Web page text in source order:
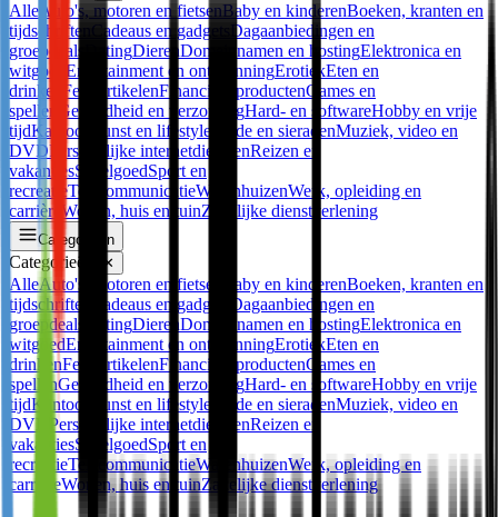
Alle Auto's, motoren en fietsenBaby en kinderenBoeken, kranten en
tijdschriften
Cadeaus en gadgets
Dagaanbiedingen en
groepdeals
DatingDierenDomeinnamen en hostingElektronica en
witgoed
Entertainment en ontspanningErotiekEten en
drinken
FeestartikelenFinanciële productenGames en
spellen
Gezondheid en verzorgingHard- en softwareHobby en vrije
tijdKantoor Kunst en lifestyle Mode en sieradenMuziek, video en
DVDPersoonlijke internetdienstenReizen en
vakantiesSpeelgoedSport en
recreatieTelecommunicatieWarenhuizenWerk, opleiding en
carrière Wonen, huis en tuinZakelijke dienstverlening
Categorieën
Categorieën ✕
AlleAuto's, motoren en fietsen Baby en kinderenBoeken, kranten en
tijdschriften
Cadeaus en gadgets
Dagaanbiedingen en
groepdeals
DatingDierenDomeinnamen en hostingElektronica en
witgoedEntertainment en ontspanningErotiekEten en
drinkenFeestartikelenFinanciële productenGames en
spellenGezondheid en verzorgingHard- en softwareHobby en vrije
tijdKantoor Kunst en lifestyle Mode en sieradenMuziek, video en
DVD
Persoonlijke internetdienstenReizen en
vakantiesSpeelgoedSport en
recreatieTelecommunicatieWarenhuizenWerk, opleiding en
carrièreWonen, huis en tuinZakelijke dienstverlening